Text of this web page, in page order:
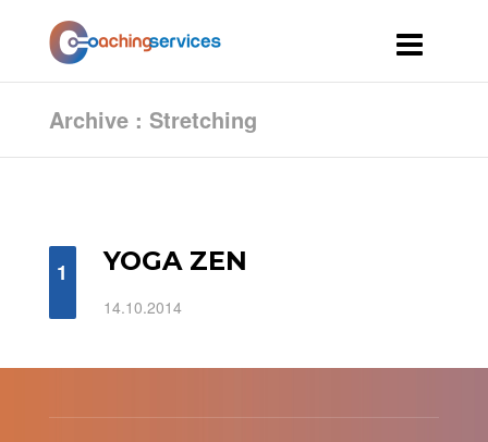
Archive : Stretching
1 YOGA ZEN
14.10.2014